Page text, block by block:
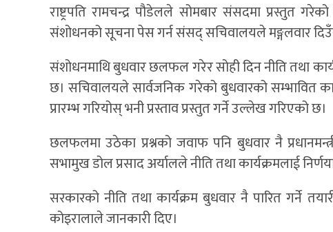
राष्ट्रपति रामचन्द्र पौडेलले सोमबार संसदमा प्रस्तुत
संशोधनको सूचना पेस गर्न संसद् सचिवालयले मङ्गलवार
संशोधनमाथि बुधवार छलफल गरेर सोही दिन नीति तथा
छ। सचिवालयले सार्वजनिक गरेको बुधवारको सम्भावित
प्रारम्भ गरियोस् भनी प्रस्ताव प्रस्तुत गर्ने उल्लेख गरिएको छ।
छलफलमा उठेका प्रश्नको जवाफ पनि बुधवार नै
सभामुख डोल प्रसाद अर्यालले नीति तथा कार्यक्रमलाई
सरकारको नीति तथा कार्यक्रम बुधवार नै पारित गर्ने
कोइरालाले जानकारी दिए।